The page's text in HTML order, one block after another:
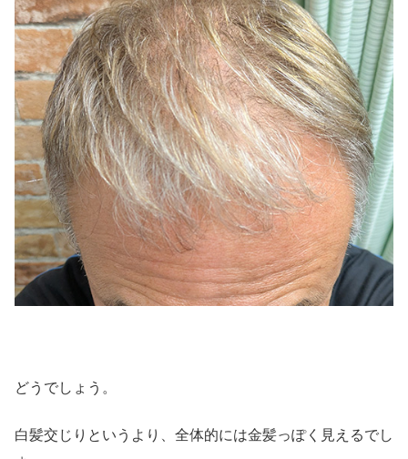
どうでしょう。
白髪交じりというより、全体的には金髪っぽく見えるでし